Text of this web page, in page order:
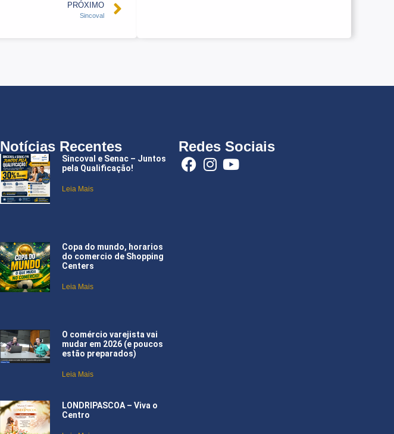
PRÓXIMO
Sincoval
Notícias Recentes
Sincoval e Senac – Juntos
pela Qualificação!
Leia Mais
Copa do mundo, horarios
do comercio de Shopping
Centers
Leia Mais
O comércio varejista vai
mudar em 2026 (e poucos
estão preparados)
Leia Mais
LONDRIPASCOA – Viva o
Centro
Redes Sociais